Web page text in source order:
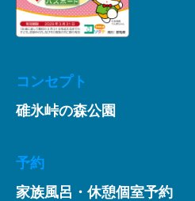
コンセプト
碓氷峠の森公園
予約
家族風呂・休憩個室予約